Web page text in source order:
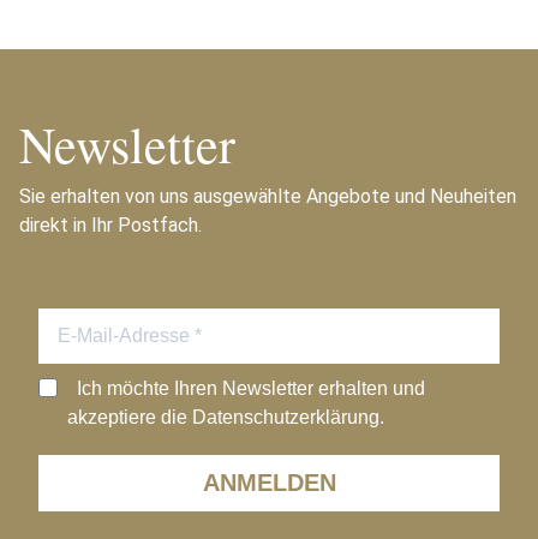
Newsletter
Sie erhalten von uns ausgewählte Angebote und Neuheiten
direkt in Ihr Postfach.
ANMELDEN
Ich möchte Ihren Newsletter erhalten und
akzeptiere die Datenschutzerklärung.